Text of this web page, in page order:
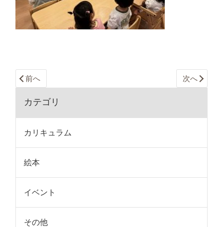
前へ 次へ
カテゴリ
カリキュラム
絵本
イベント
その他